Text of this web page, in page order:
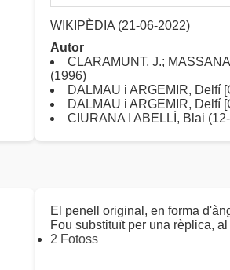
WIKIPÈDIA (21-06-2022)
Autor
CLARAMUNT, J.;
(1996)
DALMAU i ARGEMIR, Delfí [
DALMAU i ARGEMIR, Delfí [
CIURANA I ABELLÍ, Blai
El penell original, en forma
Fou substituït per una rèplica,
2 Fotoss